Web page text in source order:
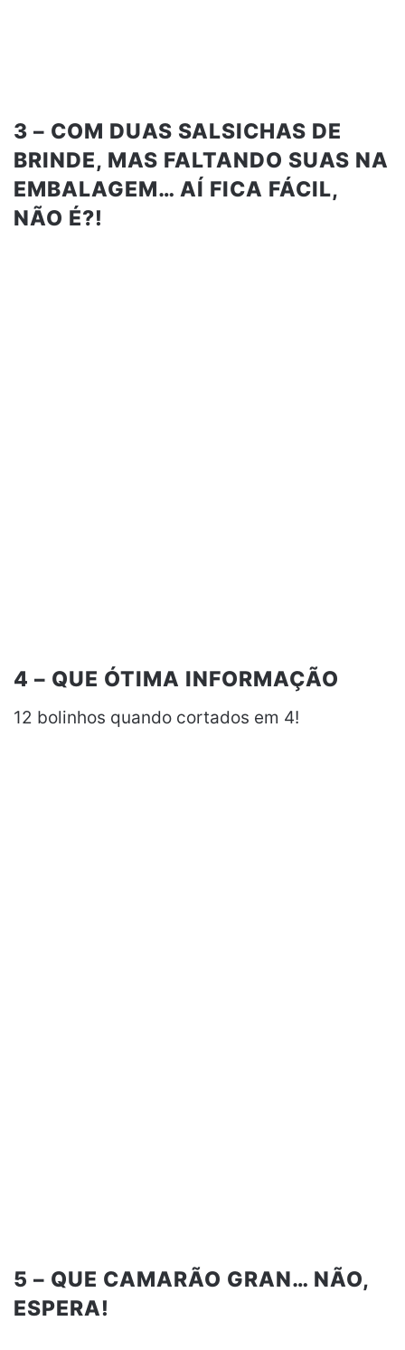
3 – COM DUAS SALSICHAS DE
BRINDE, MAS FALTANDO SUAS NA
EMBALAGEM… AÍ FICA FÁCIL,
NÃO É?!
4 – QUE ÓTIMA INFORMAÇÃO
12 bolinhos quando cortados em 4!
5 – QUE CAMARÃO GRAN… NÃO,
ESPERA!